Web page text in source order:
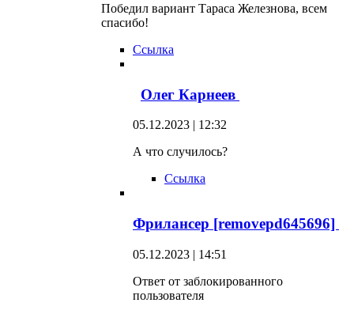
Победил вариант Тараса Железнова, всем
спасибо!
Ссылка
Олег Карнеев
05.12.2023 | 12:32
А что случилось?
Ссылка
Фрилансер [removepd645696]
05.12.2023 | 14:51
Ответ от заблокированного
пользователя